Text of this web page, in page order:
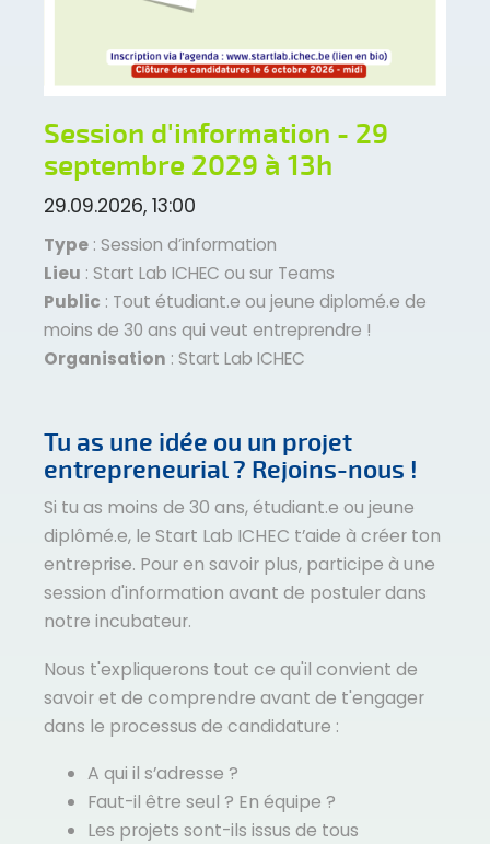
Session d'information - 29
septembre 2029 à 13h
29.09.2026, 13:00
Type : Session d’information
Lieu : Start Lab ICHEC ou sur Teams
Public : Tout étudiant.e ou jeune diplomé.e de
moins de 30 ans qui veut entreprendre !
Organisation : Start Lab ICHEC
Tu as une idée ou un projet
entrepreneurial ? Rejoins-nous !
Si tu as moins de 30 ans, étudiant.e ou jeune
diplômé.e, le Start Lab ICHEC t’aide à créer ton
entreprise. Pour en savoir plus, participe à une
session d'information avant de postuler dans
notre incubateur.
Nous t'expliquerons tout ce qu'il convient de
savoir et de comprendre avant de t'engager
dans le processus de candidature :
A qui il s’adresse ?
Faut-il être seul ? En équipe ?
Les projets sont-ils issus de tous